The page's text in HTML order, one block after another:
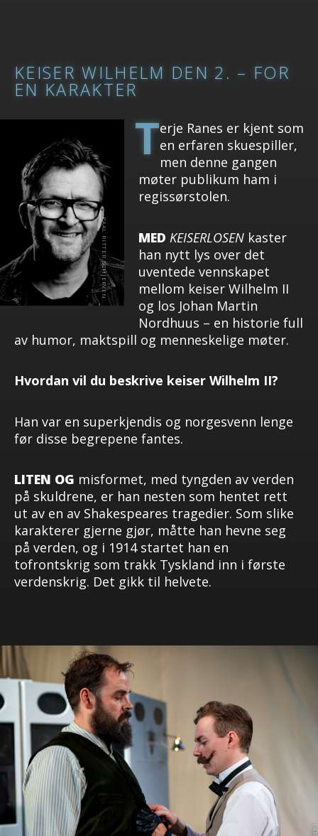
KEISER WILHELM DEN 2. – FOR
EN KARAKTER
Terje Ranes er kjent som
en erfaren skuespiller,
men denne gangen
møter publikum ham i
regissørstolen.
MED KEISERLOSENkaster
han nytt lys over det
uventede vennskapet
mellom keiser Wilhelm II
og los Johan Martin
Nordhuus – en historie full
av humor, maktspill og menneskelige møter.
Hvordan vil du beskrive keiser Wilhelm II?
Han var en superkjendis og norgesvenn lenge
før disse begrepene fantes.
LITEN OG misformet, med tyngden av verden
på skuldrene, er han nesten som hentet rett
ut av en av Shakespeares tragedier. Som slike
karakterer gjerne gjør, måtte han hevne seg
på verden, og i 1914 startet han en
tofrontskrig som trakk Tyskland inn i første
verdenskrig. Det gikk til helvete.